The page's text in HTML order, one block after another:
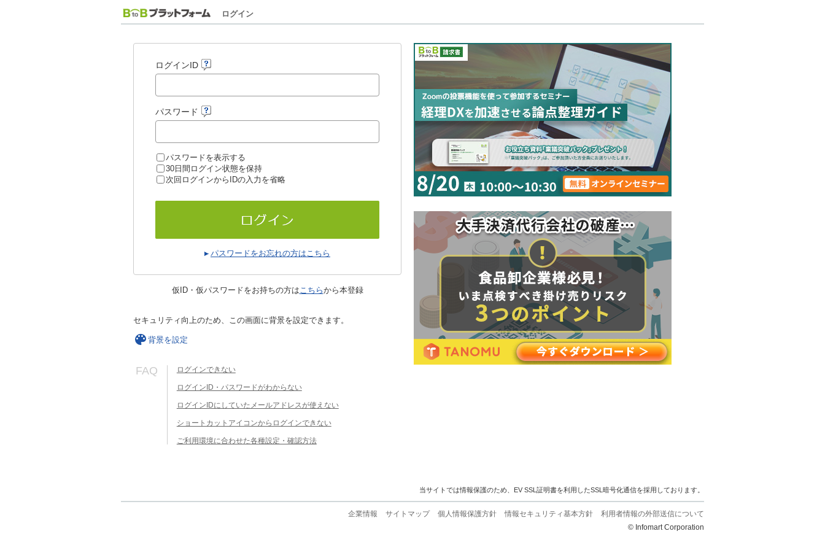
ログイン
ログインID
パスワード
パスワードを表示する
30日間ログイン状態を保持
次回ログインからIDの入力を省略
パスワードをお忘れの方はこちら
仮ID・仮パスワードをお持ちの方はこちらから本登録
セキュリティ向上のため、この画面に背景を設定できます。
背景を設定
FAQ ログインできない
ログインID・パスワードがわからない
ログインIDにしていたメールアドレスが使えない
ショートカットアイコンからログインできない
ご利用環境に合わせた各種設定・確認方法
当サイトでは情報保護のため、EV SSL証明書を利用したSSL暗号化通信を採用しております。
企業情報 サイトマップ 個人情報保護方針 情報セキュリティ基本方針
利用者情報の外部送信について
© Infomart Corporation